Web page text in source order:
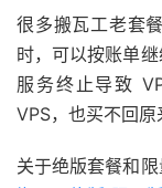
很多搬瓦工老套
时，可以按账单
服务终止导致
VPS，也买不回原
关于绝版套餐和